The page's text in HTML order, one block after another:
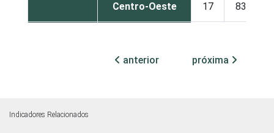
Centro-Oeste 17 83
anterior próxima
Indicadores Relacionados